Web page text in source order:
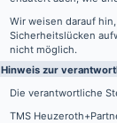
Wir weisen darauf
Sicherheitslücken
nicht möglich.
Hinweis zur
Die verantwortliche
TMS